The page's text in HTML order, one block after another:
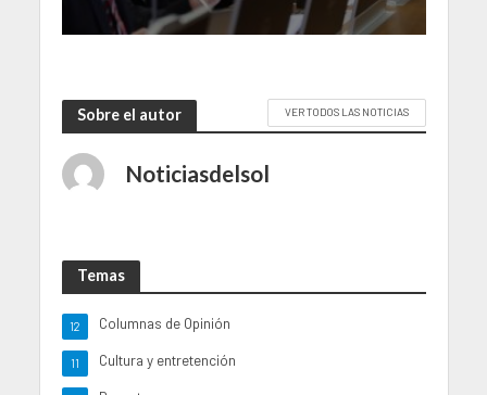
Sobre el autor VER TODOS LAS NOTICIAS
Noticiasdelsol
Temas
Columnas de Opinión
12
Cultura y entretención
11